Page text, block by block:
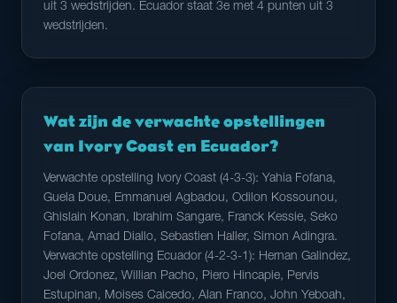
uit 3 wedstrijden. Ecuador staat 3e met 4 punten uit 3
wedstrijden.
Wat zijn de verwachte opstellingen
van Ivory Coast en Ecuador?
Verwachte opstelling Ivory Coast (4-3-3): Yahia Fofana,
Guela Doue, Emmanuel Agbadou, Odilon Kossounou,
Ghislain Konan, Ibrahim Sangare, Franck Kessie, Seko
Fofana, Amad Diallo, Sebastien Haller, Simon Adingra.
Verwachte opstelling Ecuador (4-2-3-1): Hernan Galindez,
Joel Ordonez, Willian Pacho, Piero Hincapie, Pervis
Estupinan, Moises Caicedo, Alan Franco, John Yeboah,